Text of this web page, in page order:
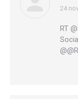
dice:
24
RT